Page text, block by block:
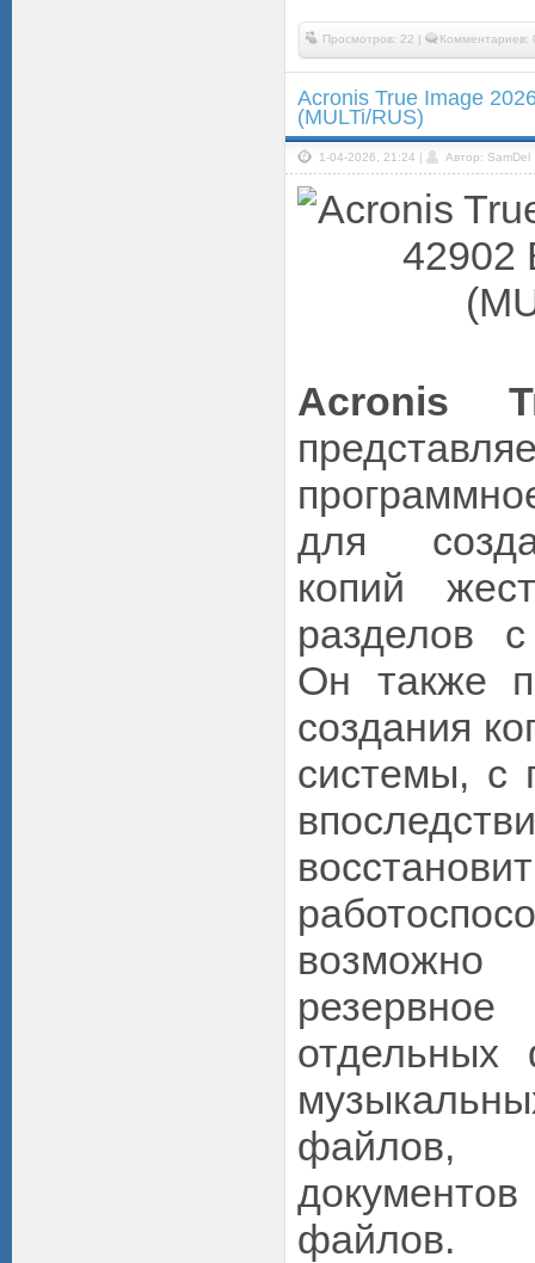
Просмотров: 22 | Комментариев:
Acronis True Image
(MULTi/RUS)
1-04-2026, 21:24 | Автор: SamDel
Acronis
для
копий
разделов
Он также
создания
системы, с
файлов.